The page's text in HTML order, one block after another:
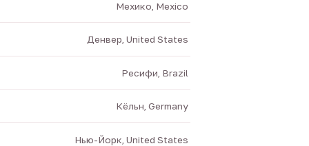
Мехико, Mexico
Денвер, United States
Ресифи, Brazil
Кёльн, Germany
Нью-Йорк, United States